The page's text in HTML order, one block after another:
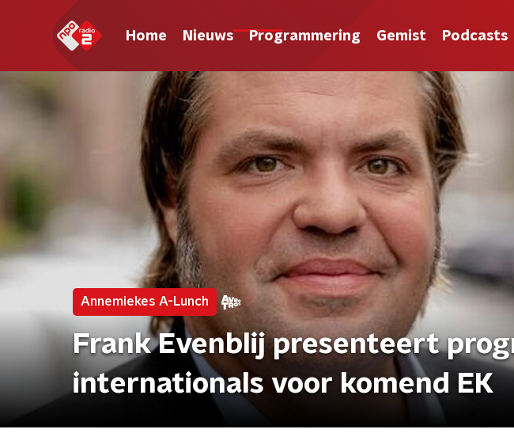
Home Nieuws Programmering Gemist Podcasts
Annemiekes A-Lunch
Frank Evenblij presenteert
internationals voor komend EK